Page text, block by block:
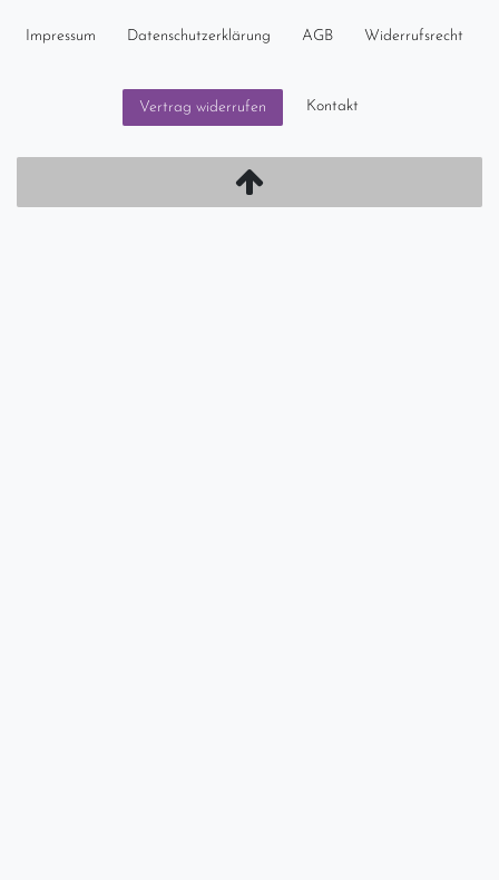
Impressum Daten­schutz­erklärung AGB Widerrufs­recht
Vertrag widerrufen Kontakt